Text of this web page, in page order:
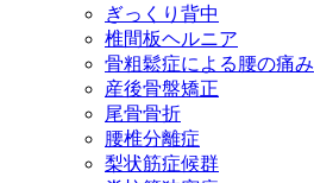
ぎっくり背中
椎間板ヘルニア
骨粗鬆症による腰の痛み
産後骨盤矯正
尾骨骨折
腰椎分離症
梨状筋症候群